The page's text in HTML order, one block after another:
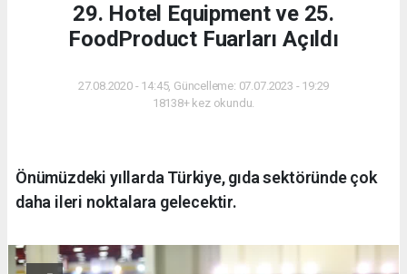
29. Hotel Equipment ve 25.
FoodProduct Fuarları Açıldı
27.08.2020 - 14:45, Güncelleme: 07.07.2023 - 19:29
18138+ kez okundu.
Önümüzdeki yıllarda Türkiye, gıda sektöründe çok
daha ileri noktalara gelecektir.